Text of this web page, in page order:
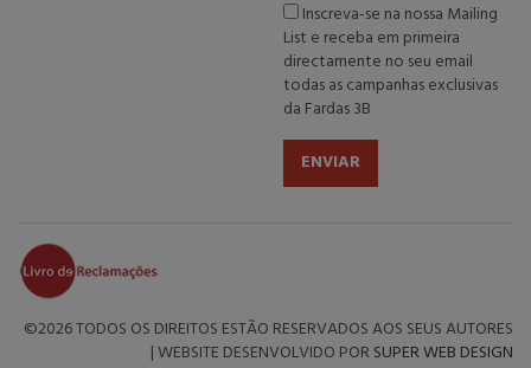
Inscreva-se na nossa Mailing
List e receba em primeira
directamente no seu email
todas as campanhas exclusivas
da Fardas 3B
ENVIAR
©2026 TODOS OS DIREITOS ESTÃO RESERVADOS AOS SEUS AUTORES
| WEBSITE DESENVOLVIDO POR SUPER WEB DESIGN